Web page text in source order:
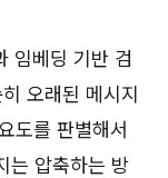
임베딩 기반 검
오래된 메시지
도를 판별해서
압축하는 방